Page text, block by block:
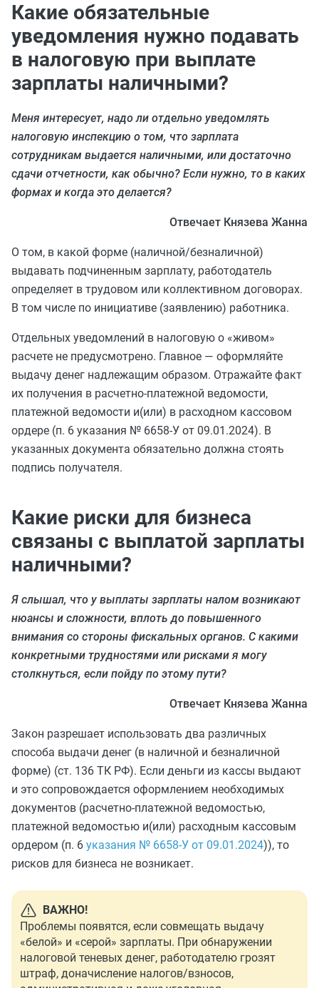
Какие обязательные
уведомления нужно подавать
в налоговую при выплате
зарплаты наличными?
Меня интересует, надо ли отдельно уведомлять
налоговую инспекцию о том, что зарплата
сотрудникам выдается наличными, или достаточно
сдачи отчетности, как обычно? Если нужно, то в каких
формах и когда это делается?
Отвечает Князева Жанна
О том, в какой форме (наличной/безналичной)
выдавать подчиненным зарплату, работодатель
определяет в трудовом или коллективном договорах.
В том числе по инициативе (заявлению) работника.
Отдельных уведомлений в налоговую о «живом»
расчете не предусмотрено. Главное — оформляйте
выдачу денег надлежащим образом. Отражайте факт
их получения в расчетно-платежной ведомости,
платежной ведомости и(или) в расходном кассовом
ордере (п. 6 указания № 6658-У от 09.01.2024). В
указанных документа обязательно должна стоять
подпись получателя.
Какие риски для бизнеса
связаны с выплатой зарплаты
наличными?
Я слышал, что у выплаты зарплаты налом возникают
нюансы и сложности, вплоть до повышенного
внимания со стороны фискальных органов. С какими
конкретными трудностями или рисками я могу
столкнуться, если пойду по этому пути?
Отвечает Князева Жанна
Закон разрешает использовать два различных
способа выдачи денег (в наличной и безналичной
форме) (ст. 136 ТК РФ). Если деньги из кассы выдают
и это сопровождается оформлением необходимых
документов (расчетно-платежной ведомостью,
платежной ведомостью и(или) расходным кассовым
ордером (п. 6 указания № 6658-У от 09.01.2024)), то
рисков для бизнеса не возникает.
ВАЖНО!
Проблемы появятся, если совмещать выдачу
«белой» и «серой» зарплаты. При обнаружении
налоговой теневых денег, работодателю грозят
штраф, доначисление налогов/взносов,